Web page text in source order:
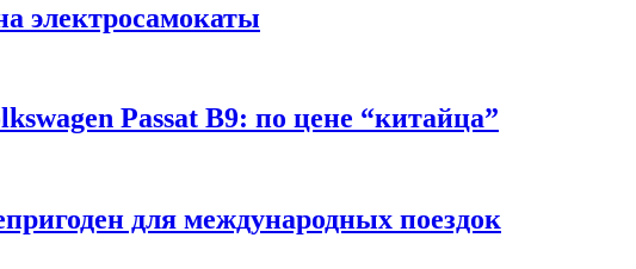
электросамокаты
Passat B9: по цене “китайца”
для международных поездок